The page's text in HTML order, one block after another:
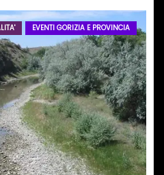
EVENTI GORIZIA E PROVINCIA